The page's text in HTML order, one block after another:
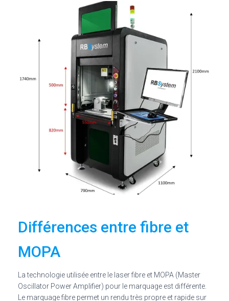
Différences entre fibre et
MOPA
La technologie utilisée entre le laser fibre et MOPA (Master
Oscillator Power Amplifier) pour le marquage est différente.
Le marquage fibre permet un rendu très propre et rapide sur